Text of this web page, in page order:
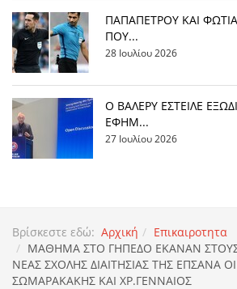
ΠΑΠΑΠΕΤΡΟΥ ΚΑΙ
ΠΟΥ...
28 Ιουλίου 2026
Ο ΒΑΛΕΡΥ ΕΣΤΕΙΛΕ
ΕΦΗΜ...
27 Ιουλίου 2026
Βρίσκεστε εδώ: Αρχική
Επικαιροτητα
MΑΘΗΜΑ ΣΤΟ ΓΗΠΕΔΟ ΕΚΑΝΑΝ
ΝΕΑΣ ΣΧΟΛΗΣ ΔΙΑΙΤΗΣΙΑΣ ΤΗΣ ΕΠΣΑΝΑ
ΣΩΜΑΡΑΚΑΚΗΣ ΚΑΙ ΧΡ.ΓΕΝΝΑΙΟΣ